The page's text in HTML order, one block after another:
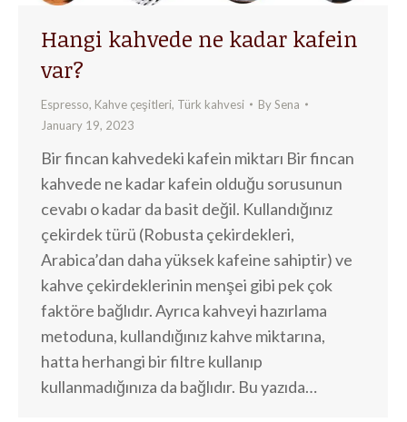
Hangi kahvede ne kadar kafein
var?
Espresso, Kahve çeşitleri, Türk kahvesi BySena
January 19, 2023
Bir fincan kahvedeki kafein miktarı Bir fincan
kahvede ne kadar kafein olduğu sorusunun
cevabı o kadar da basit değil. Kullandığınız
çekirdek türü (Robusta çekirdekleri,
Arabica’dan daha yüksek kafeine sahiptir) ve
kahve çekirdeklerinin menşei gibi pek çok
faktöre bağlıdır. Ayrıca kahveyi hazırlama
metoduna, kullandığınız kahve miktarına,
hatta herhangi bir filtre kullanıp
kullanmadığınıza da bağlıdır. Bu yazıda…